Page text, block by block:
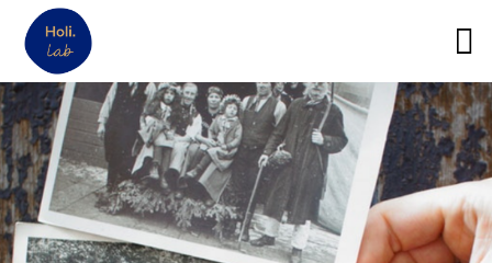
12
DÉCEMBRE
2021
MON ACTIVITÉ DE
THÉRAPEUTE NE
DÉCOLLE PAS : 14
BLOCAGES POSSIBLES